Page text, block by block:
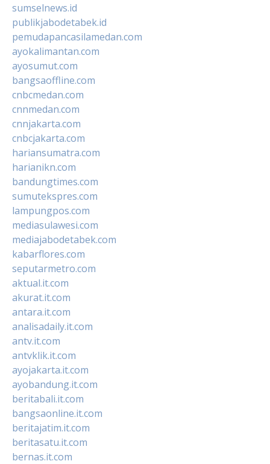
sumselnews.id
publikjabodetabek.id
pemudapancasilamedan.com
ayokalimantan.com
ayosumut.com
bangsaoffline.com
cnbcmedan.com
cnnmedan.com
cnnjakarta.com
cnbcjakarta.com
hariansumatra.com
harianikn.com
bandungtimes.com
sumutekspres.com
lampungpos.com
mediasulawesi.com
mediajabodetabek.com
kabarflores.com
seputarmetro.com
aktual.it.com
akurat.it.com
antara.it.com
analisadaily.it.com
antv.it.com
antvklik.it.com
ayojakarta.it.com
ayobandung.it.com
beritabali.it.com
bangsaonline.it.com
beritajatim.it.com
beritasatu.it.com
bernas.it.com